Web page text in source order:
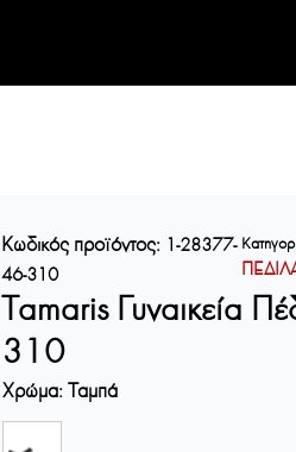
Κωδικός προϊόντος:
1-28377-
46-310
Tamaris Γυναικεία
310
Χρώμα: Ταμπά